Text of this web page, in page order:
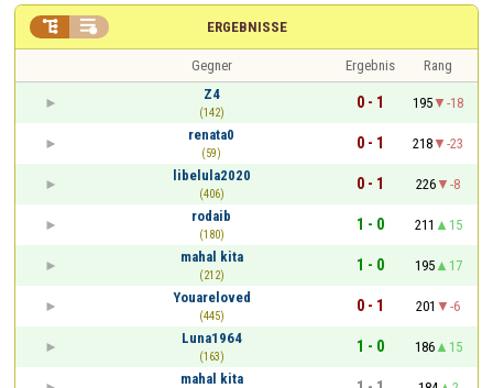
ERGEBNISSE
 
Gegner Ergebnis
Rang
Z4
(142)
0 - 1 195
-18
renata0
(59)
0 - 1 218
-23
libelula2020
(406)
0 - 1 226
-8
rodaib
(180)
1 - 0 211
15
mahal kita
(212)
1 - 0 195
17
Youareloved
(445)
0 - 1 201
-6
Luna1964
(163)
1 - 0 186
15
mahal kita